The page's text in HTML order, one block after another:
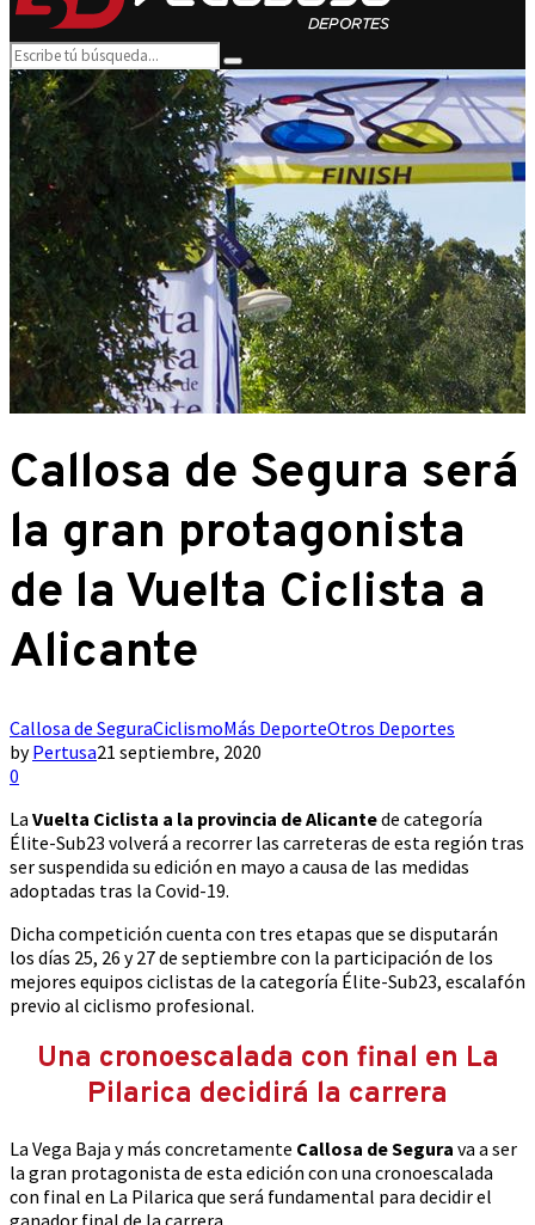
Search
for:
Search
Callosa de Segura será
la gran protagonista
de la Vuelta Ciclista a
Alicante
Callosa de SeguraCiclismoMás DeporteOtros Deportes
byPertusa21 septiembre, 2020
0
La Vuelta Ciclista a la provincia de Alicantede categoría
Élite-Sub23 volverá a recorrer las carreteras de esta región tras
ser suspendida su edición en mayo a causa de las medidas
adoptadas tras la Covid-19.
Dicha competición cuenta con tres etapas que se disputarán
los días 25, 26 y 27 de septiembre con la participación de los
mejores equipos ciclistas de la categoría Élite-Sub23, escalafón
previo al ciclismo profesional.
Una cronoescalada con final en La
Pilarica decidirá la carrera
La Vega Baja y más concretamente Callosa de Segura va a ser
la gran protagonista de esta edición con una cronoescalada
con final en La Pilarica que será fundamental para decidir el
ganador final de la carrera.